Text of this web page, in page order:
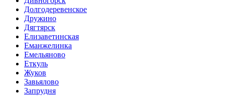
Долгодеревенское
Дружино
Дягтярск
Елизаветинская
Еманжелинка
Емельяново
Еткуль
Жуков
Завьялово
Запрудня